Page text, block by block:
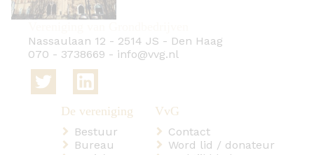
Nassaulaan 12 - 2514 JS - Den Haag
070 - 3738669 - info@vvg.nl
Bestuur
Bureau
Contact
Word lid / donateur